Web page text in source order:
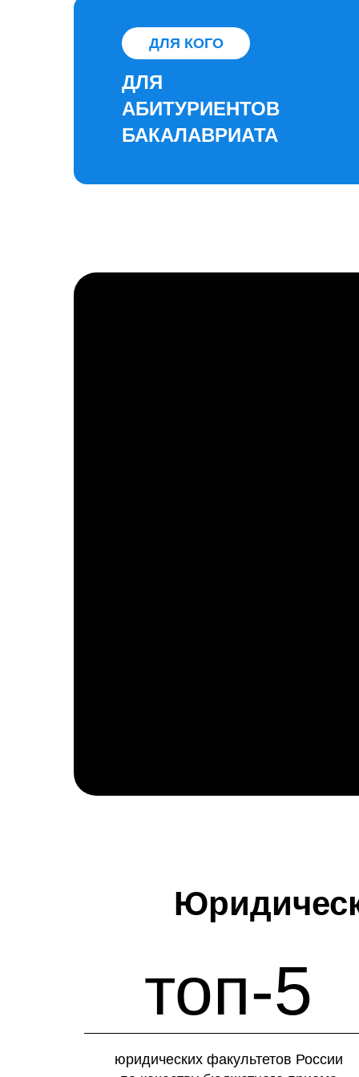
ДЛЯ
АБИТУРИЕНТОВ
БАКАЛАВРИАТА
ДЛЯ КОГО
юридических факультетов России
топ-5
Хотите узнать
Хотите узнать